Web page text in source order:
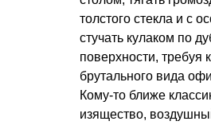
толстого стекла и с
стучать кулаком по
поверхности, требуя
брутального вида
Кому-то ближе
изящество,